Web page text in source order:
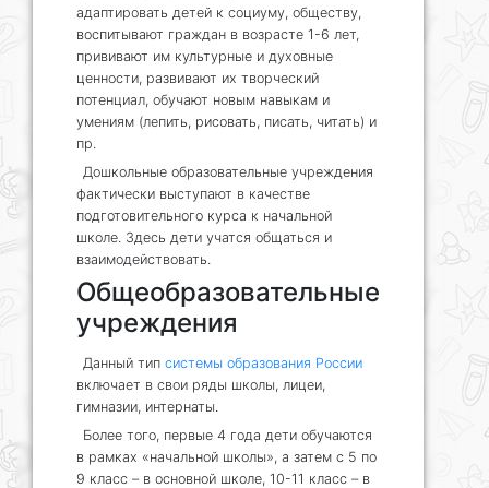
адаптировать детей к социуму, обществу,
воспитывают граждан в возрасте 1-6 лет,
прививают им культурные и духовные
ценности, развивают их творческий
потенциал, обучают новым навыкам и
умениям (лепить, рисовать, писать, читать) и
пр.
Дошкольные образовательные учреждения
фактически выступают в качестве
подготовительного курса к начальной
школе. Здесь дети учатся общаться и
взаимодействовать.
Общеобразовательные
учреждения
Данный тип системы образования России
включает в свои ряды школы, лицеи,
гимназии, интернаты.
Более того, первые 4 года дети обучаются
в рамках «начальной школы», а затем с 5 по
9 класс – в основной школе, 10-11 класс – в